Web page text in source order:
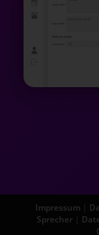
Impressum
Sprecher|